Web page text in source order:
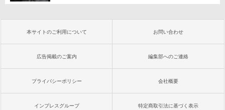
本サイトのご利用について お問い合わせ
広告掲載のご案内 編集部へのご連絡
プライバシーポリシー 会社概要
インプレスグループ 特定商取引法に基づく表示